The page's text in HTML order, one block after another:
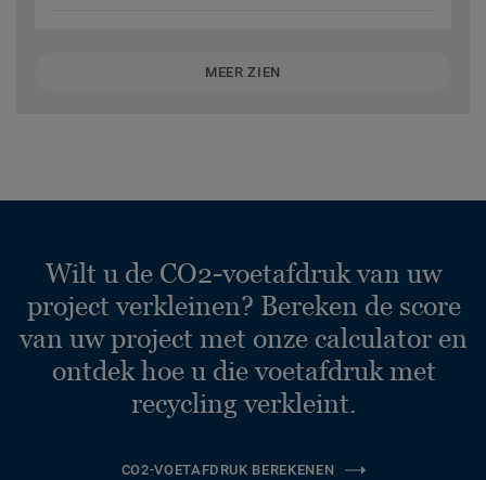
MEER ZIEN
Wilt u de CO2-voetafdruk van uw
project verkleinen? Bereken de score
van uw project met onze calculator en
ontdek hoe u die voetafdruk met
recycling verkleint.
CO2-VOETAFDRUK BEREKENEN